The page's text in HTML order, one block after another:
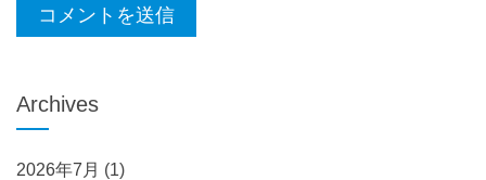
Archives
2026年7月 (1)